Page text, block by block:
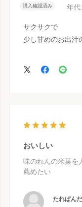
購入確認済み 年代:
サクサクで
少し甘めのお出汁
おいしい
味のれんの米菓を
薦めたい
たれぱんだ